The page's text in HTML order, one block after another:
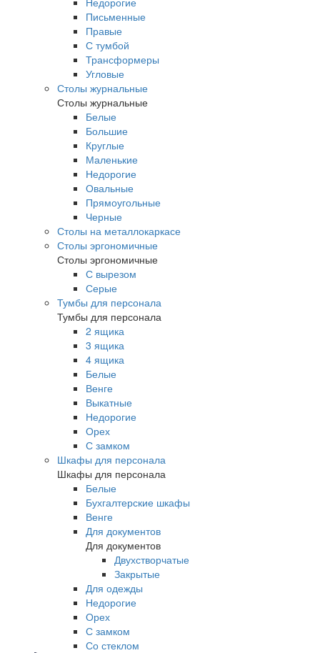
Письменные
Правые
С тумбой
Трансформеры
Угловые
Столы журнальные
Столы журнальные
Белые
Большие
Круглые
Маленькие
Недорогие
Овальные
Прямоугольные
Черные
Столы на металлокаркасе
Столы эргономичные
Столы эргономичные
С вырезом
Серые
Тумбы для персонала
Тумбы для персонала
2 ящика
3 ящика
4 ящика
Белые
Венге
Выкатные
Недорогие
Орех
С замком
Шкафы для персонала
Шкафы для персонала
Белые
Бухгалтерские шкафы
Венге
Для документов
Для документов
Двухстворчатые
Закрытые
Для одежды
Недорогие
Орех
С замком
Со стеклом